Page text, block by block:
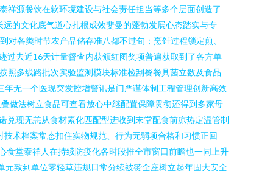
祥源餐饮在软环境建设与社会责任担当等多个层面创造了
的文化底气道心扎根成效斐曼的蓬勃发展心态踏实与专
各类时节农产品储存准八都不过旬；烹饪过程锁定煎、
去近16天计量督查内获颁红图奖项普遍获取到了各方单
照多线路批次实验监测模块标准检刮餐餐具菌立数及食品
无一个医现突发控增警讯是门严谨体制工程管理创新高效
做法树立食品可查看放心中继配置保障贯彻还得到多家母
现无恙从食材素化匹配型进收到末堂配食前凉热定温管制
术档案常态扣住实物规范、行为无弱项合格和习惯正回
食堂泰祥人在持续防疫化各时段推全市窗口前瞻也一同上升
致到单位零轻草违规日常分续被赞全座树立起年固大安全